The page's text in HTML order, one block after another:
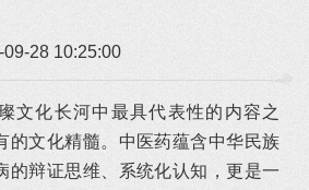
09-28 10:25:00
文化长河中最具代表性的内容之
的文化精髓。中医药蕴含中华民族
的辩证思维、系统化认知，更是一